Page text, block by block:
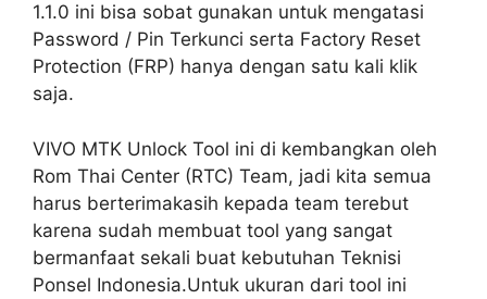
1.1.0 ini bisa sobat gunakan untuk mengatasi
Password / Pin Terkunci serta Factory Reset
Protection (FRP) hanya dengan satu kali klik
saja.
VIVO MTK Unlock Tool ini di kembangkan oleh
Rom Thai Center (RTC) Team, jadi kita semua
harus berterimakasih kepada team terebut
karena sudah membuat tool yang sangat
bermanfaat sekali buat kebutuhan Teknisi
Ponsel Indonesia.Untuk ukuran dari tool ini